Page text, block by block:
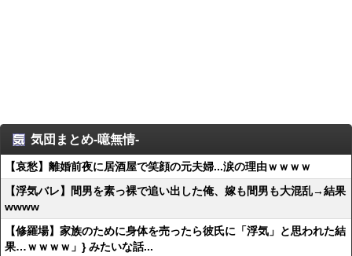
気団まとめ-噫無情-
【哀愁】離婚前夜に居酒屋で笑顔の元夫婦...涙の理由ｗｗｗｗ
【浮気バレ】間男を素っ裸で追い出した俺、嫁も間男も大混乱→結果
wwww
【修羅場】家族のために身体を売ったら彼氏に「浮気」と思われた結
果…ｗｗｗｗ」} みたいな話...